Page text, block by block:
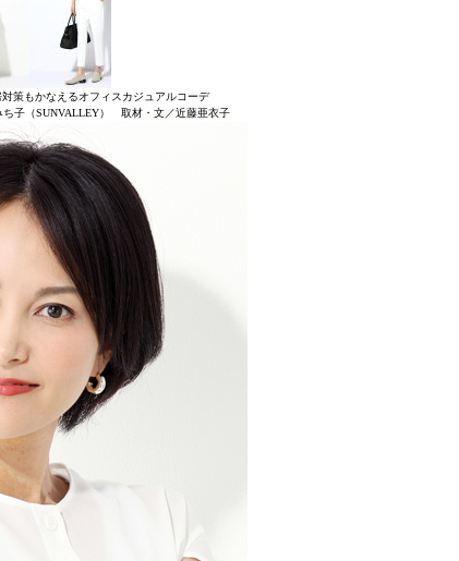
対策もかなえるオフィスカジュアルコーデ
子（SUNVALLEY） 取材・文／近藤亜衣子